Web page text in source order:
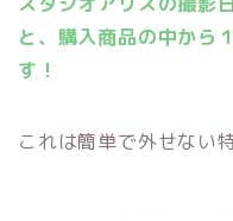
と、購入商品の中から
す！
これは簡単で外せない